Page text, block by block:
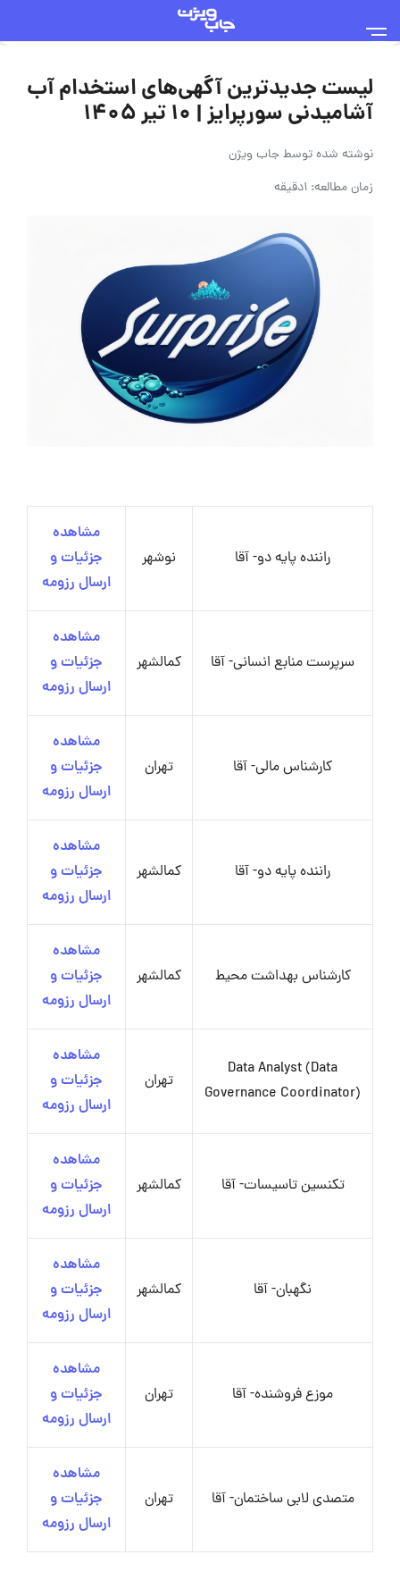
لیست جدیدترین آگهی‌های استخدام آب
آشامیدنی سورپرایز | ۱۰ تیر ۱۴۰۵
نوشته شده توسطجاب ویژن
زمان مطالعه: 1دقیقه
راننده پایه دو- آقا نوشهر
مشاهده
جزئیات و
ارسال رزومه
سرپرست منابع انسانی- آقا کمالشهر
مشاهده
جزئیات و
ارسال رزومه
کارشناس مالی- آقا تهران
مشاهده
جزئیات و
ارسال رزومه
راننده پایه دو- آقا کمالشهر
مشاهده
جزئیات و
ارسال رزومه
کارشناس بهداشت محیط کمالشهر
مشاهده
جزئیات و
ارسال رزومه
Data Analyst (Data
Governance Coordinator)
تهران
مشاهده
جزئیات و
ارسال رزومه
تکنسین تاسیسات- آقا کمالشهر
مشاهده
جزئیات و
ارسال رزومه
نگهبان- آقا کمالشهر
مشاهده
جزئیات و
ارسال رزومه
موزع فروشنده- آقا تهران
مشاهده
جزئیات و
ارسال رزومه
متصدی لابی ساختمان- آقا تهران
مشاهده
جزئیات و
ارسال رزومه